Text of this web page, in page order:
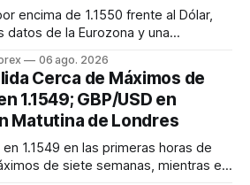
encima de 1.1550 frente al Dólar,
de la Eurozona y una
1.1620. La Libra Esterlina, por su
resistencia de 1.3500 contra el
06 ago. 2026
Cerca de Máximos de
1.1549; GBP/USD en
Matutina de Londres
en 1.1549 en las primeras horas de
de siete semanas, mientras el